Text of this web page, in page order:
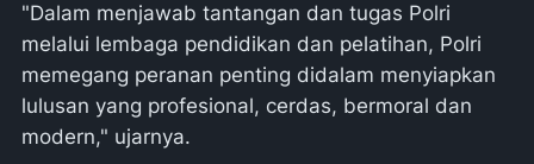
"Dalam menjawab tantangan dan tugas Polri
melalui lembaga pendidikan dan pelatihan, Polri
memegang peranan penting didalam menyiapkan
lulusan yang profesional, cerdas, bermoral dan
modern," ujarnya.